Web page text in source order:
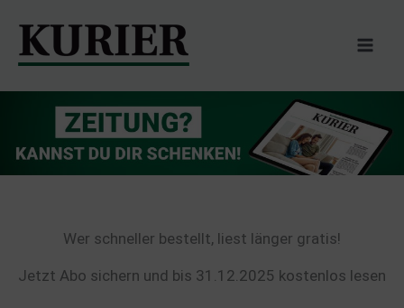
Inhalt
springen
Wer schneller bestellt, liest länger gratis!
Jetzt Abo sichern und bis 31.12.2025 kostenlos lesen